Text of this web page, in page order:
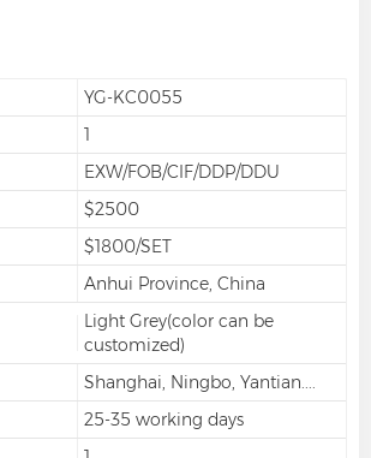
YG-KC0055
1
EXW/FOB/CIF/DDP/DDU
$2500
$1800/SET
Anhui Province, China
Light Grey(color can be
customized)
Shanghai, Ningbo, Yantian....
25-35 working days